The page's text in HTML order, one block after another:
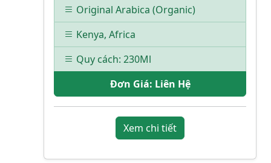
Original Arabica (Organic)
Kenya, Africa
Quy cách: 230Ml
Đơn Giá: Liên Hệ
Xem chi tiết